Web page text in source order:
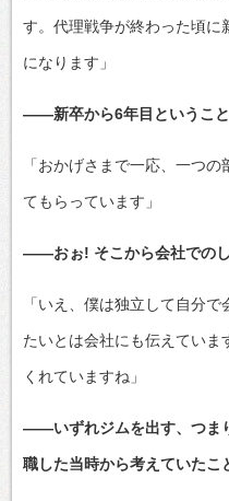
す。代理戦争が終わった頃に
になります」
――新卒から6年目ということ
「おかげさまで一応、一つ
てもらっています」
――おぉ! そこから会社でのし
「いえ、僕は独立して自分
たいとは会社にも伝えていま
くれていますね」
――いずれジムを出す、つま
職した当時から考えていたこ